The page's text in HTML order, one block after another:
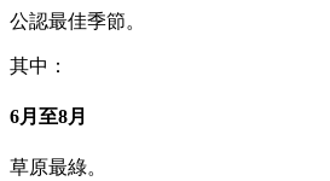
公認最佳季節。
其中：
6月至8月
草原最綠。